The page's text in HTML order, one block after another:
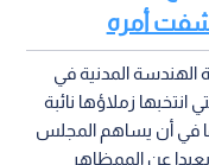
أمره
المدنية في
مادونا بشارة (38 عاما)، التي انتخبها زملاؤها نائبة
في أن يساهم المجلس
عن الممظاهر